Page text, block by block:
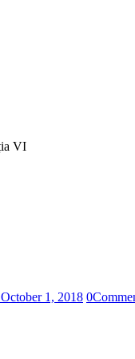
October 1, 2018 0